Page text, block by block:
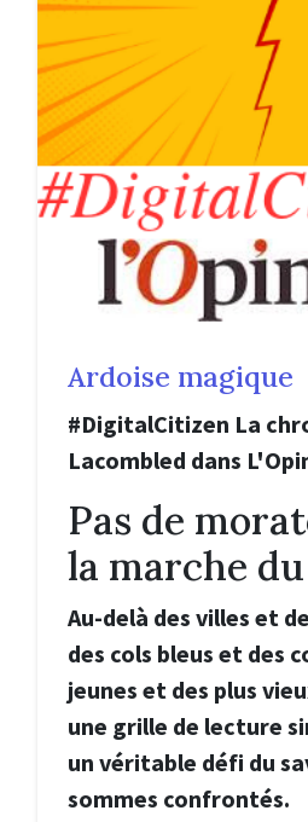
Ardoise magique
#DigitalCitizen La
Lacombled dans
Pas de
la marche
Au-delà des villes et
des cols bleus et des
jeunes et des plus
une grille de lecture
un véritable défi du
sommes confrontés.